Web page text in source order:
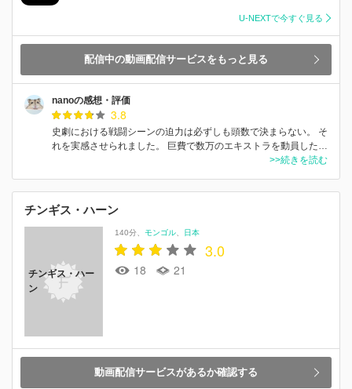
U-NEXTで今すぐ見る
配信中の動画配信サービスをもっと見る
nanoの感想・評価
3.8
史劇における戦闘シーンの迫力は必ずしも頭数で決まらない。 そ
れを実感させられました。 巨費で数万のエキストラを動員した…
>>続きを読む
チンギス・ハーン
チンギス・ハー
ン
140分 モンゴル 日本
3.0
18 21
動画配信サービスがあるか確認する